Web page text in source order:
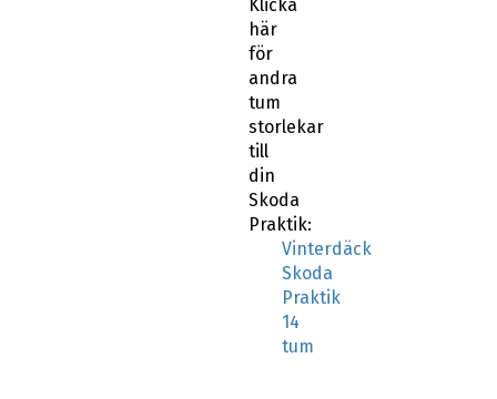
Klicka
här
för
andra
tum
storlekar
till
din
Skoda
Praktik:
Vinterdäck
Skoda
Praktik
14
tum